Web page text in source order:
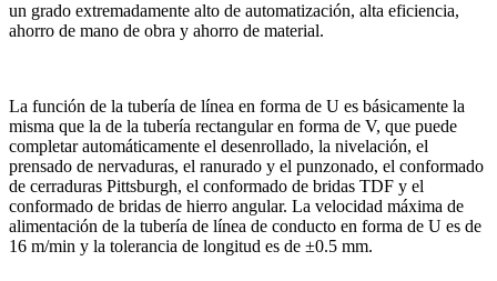
un grado extremadamente alto de automatización, alta eficiencia,
ahorro de mano de obra y ahorro de material.
La función de la tubería de línea en forma de U es básicamente la
misma que la de la tubería rectangular en forma de V, que puede
completar automáticamente el desenrollado, la nivelación, el
prensado de nervaduras, el ranurado y el punzonado, el conformado
de cerraduras Pittsburgh, el conformado de bridas TDF y el
conformado de bridas de hierro angular. La velocidad máxima de
alimentación de la tubería de línea de conducto en forma de U es de
16 m/min y la tolerancia de longitud es de ±0.5 mm.